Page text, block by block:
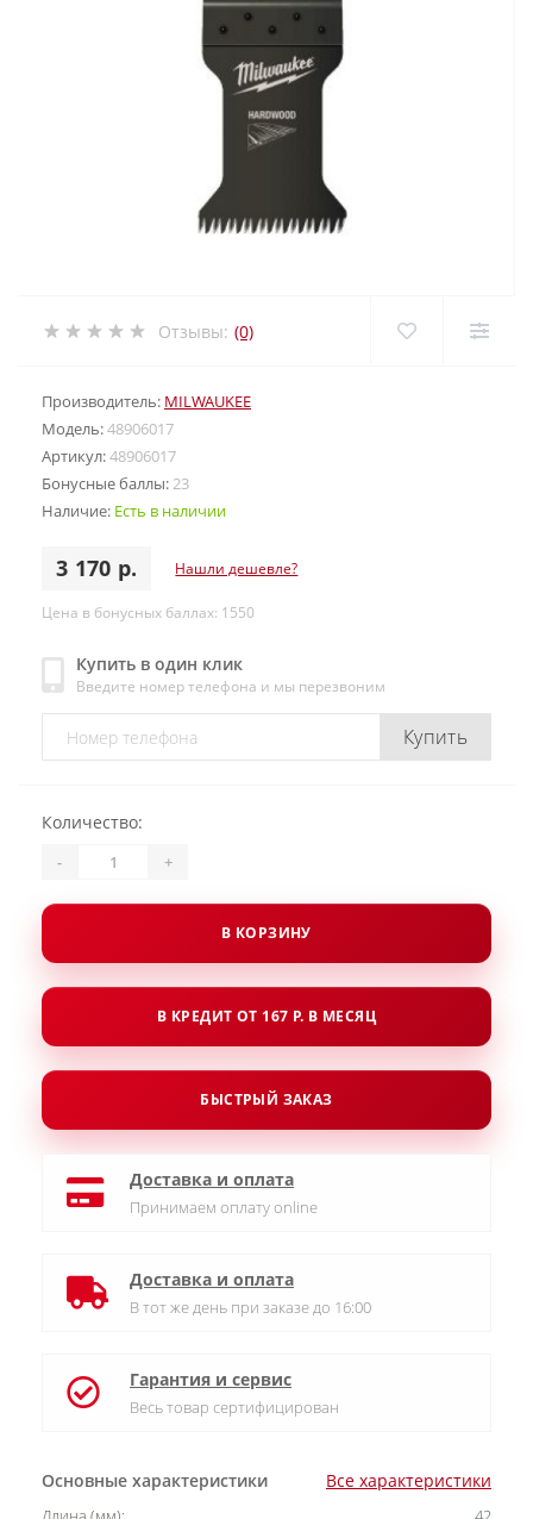
Отзывы: (0)
Производитель: MILWAUKEE
Модель:48906017
Артикул:48906017
Бонусные баллы:23
Наличие: Есть в наличии
3 170 р. Нашли дешевле?
Цена в бонусных баллах: 1550
Купить в один клик
Введите номер телефона и мы перезвоним
Купить
Основные характеристики Все характеристики
Количество:
- +
В КОРЗИНУ
В КРЕДИТ ОТ 167 Р. В МЕСЯЦ
БЫСТРЫЙ ЗАКАЗ
Доставка и оплата
Принимаем оплату online
Доставка и оплата
В тот же день при заказе до 16:00
Гарантия и сервис
Весь товар сертифицирован